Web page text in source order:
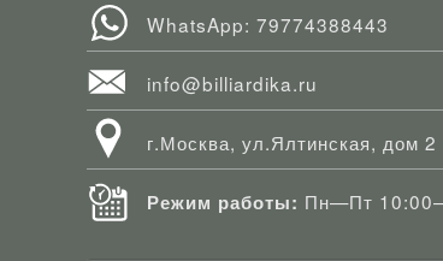
WhatsApp: 79774388443
info@billiardika.ru
г.Москва, ул.Ялтинская, дом 2
Режим работы: Пн—Пт